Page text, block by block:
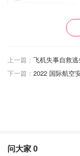
在航班详情里的“
上一篇：
下一篇： 2022 国际航空
问大家0